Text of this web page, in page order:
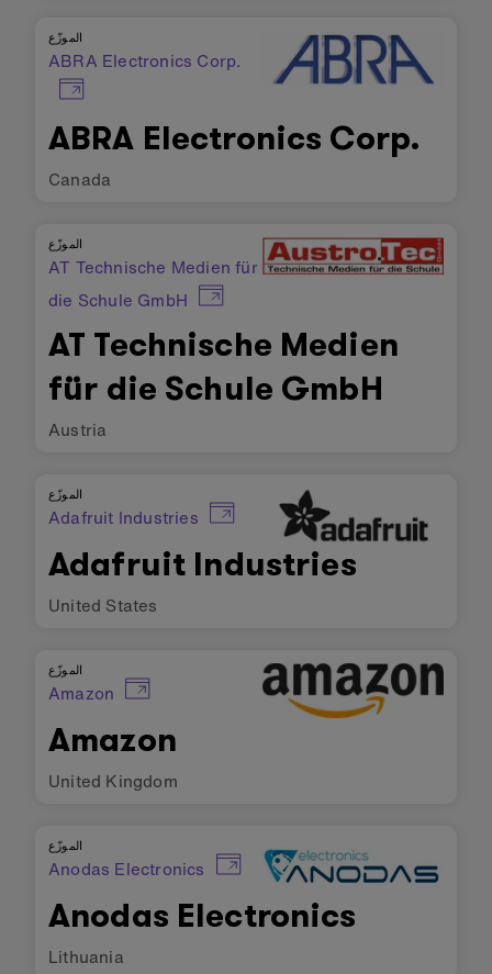
الموزّع
ABRA Electronics Corp.
ABRA Electronics Corp.
Canada
الموزّع
AT Technische Medien für
die Schule GmbH
AT Technische Medien
für die Schule GmbH
Austria
الموزّع
Adafruit Industries
Adafruit Industries
United States
الموزّع
Amazon
Amazon
United Kingdom
الموزّع
Anodas Electronics
Anodas Electronics
Lithuania